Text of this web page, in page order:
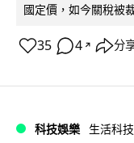
國定價，如今關稅被
35 4 ↗ 分
科技娛樂 生活科技